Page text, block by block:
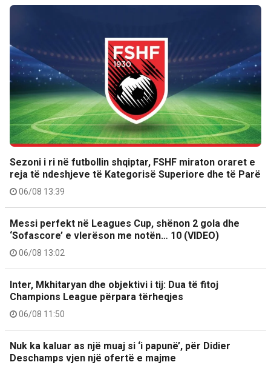
Sezoni i ri në futbollin shqiptar, FSHF miraton oraret e
reja të ndeshjeve të Kategorisë Superiore dhe të Parë
06/08 13:39
Messi perfekt në Leagues Cup, shënon 2 gola dhe
‘Sofascore’ e vlerëson me notën… 10 (VIDEO)
06/08 13:02
Inter, Mkhitaryan dhe objektivi i tij: Dua të fitoj
Champions League përpara tërheqjes
06/08 11:50
Nuk ka kaluar as një muaj si ‘i papunë’, për Didier
Deschamps vjen një ofertë e majme